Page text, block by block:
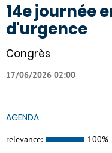
14e journée
d'urgence
Congrès
17/06/2026 02:00
AGENDA
relevance: 100%